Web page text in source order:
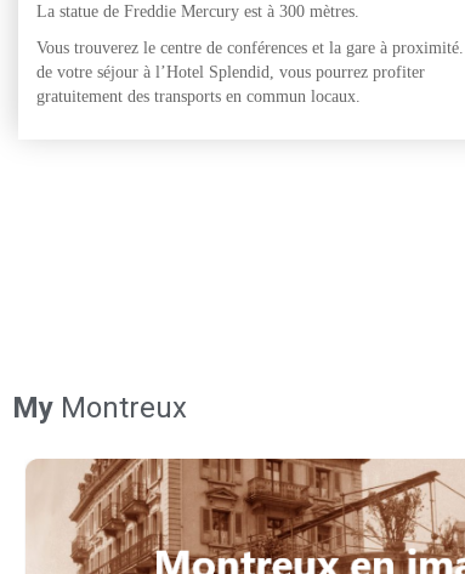
La statue de Freddie Mercury est à 300 mètres.
Vous trouverez le centre de conférences et la gare à
de votre séjour à l’Hotel Splendid, vous pourrez profiter
gratuitement des transports en commun locaux.
My Montreux